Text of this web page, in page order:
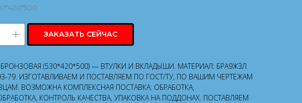
ЗАКАЗАТЬ СЕЙЧАС
БРОНЗОВАЯ (530*420*500) — ВТУЛКИ И ВКЛАДЫШИ. МАТЕРИАЛ: БРА9Ж3Л
79. ИЗГОТАВЛИВАЕМ И ПОСТАВЛЯЕМ ПО ГОСТ/ТУ, ПО ВАШИМ ЧЕРТЕЖАМ
ВОЗМОЖНА КОМПЛЕКСНАЯ ПОСТАВКА: ОБРАБОТКА,
КОНТРОЛЬ КАЧЕСТВА, УПАКОВКА НА ПОДДОНАХ. ПОСТАВЛЯЕМ